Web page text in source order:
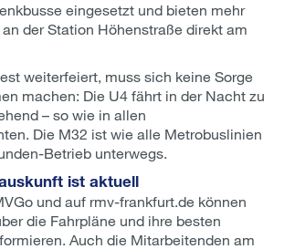
eingesetzt und bieten mehr
der Station Höhenstraße direkt am
weiterfeiert, muss sich keine Sorge
machen: Die U4 fährt in der Nacht zu
– so wie in allen
Die M32 ist wie alle Metrobuslinien
Betrieb unterwegs.
ist aktuell
und auf rmv-frankfurt.de können
die Fahrpläne und ihre besten
Auch die Mitarbeitenden am